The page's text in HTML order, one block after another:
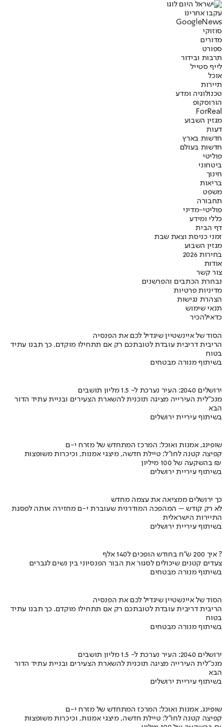
עקבו אחרינו
Googl eNews
סוזוקי
מדורים
ספורט
תרבות ובידור
לייף סטייל
אוכל
תיירות
טכנולוגיה ומדע
הורוסקופ
ForReal
מגזין השבוע
דעות
חדשות בארץ
חדשות בעולם
פוליטי
ביטחוני
חינוך
בריאות
משפט
תחבורה
פוליטי-מדיני
כללי ומידע
דף הבית
זמני כניסת וצאת שבת
מגזין השבוע
בחירות 2026
אודות
צור קשר
נבחרת הכתבים והפרשנים
מדיניות פרטיות
הצהרת נגישות
תנאי שימוש
כדאילהכיר
הסוד של איינשטיין שיגדיל לכם את הפנסיה
הריבית דריבית עובדת לטובתכם רק אם תתחילו מוקדם. כך תבנו עתיד
בטוח
בשיתוף מנורה מבטחים
ירושלים 2040: העיר נערכת ל- 1.5 מליון תושבים
מנכ"לית העירייה מציגה תוכנית להשארת הצעירים ובניית עתיד הדור
הבא
בשיתוף עיריית ירושלים
שופינג, אמנות ואוכל: המרכז המתחדש של מזרח י-ם
קפיצה קטנה לחו"ל: טיילת חדשה, מיצגי אמנות, וכיכרות משופצות
בהשקעה של 100 מיליון ₪
בשיתוף עיריית ירושלים
כך ירושלים ממציאה את עצמה מחדש
לא רק קודש – המהפכה המודרנית שעוברת י-ם מחזירה אותה לפסגת
התיירות הישראלית
בשיתוף עיריית ירושלים
איך 200 ש"ח בחודש הופכים ל140 אלף ?
צעדים קטנים שיכולים לסגור את הבור הפנסיוני בין נשים לגברים
בשיתוף מנורה מבטחים
הסוד של איינשטיין שיגדיל לכם את הפנסיה
הריבית דריבית עובדת לטובתכם רק אם תתחילו מוקדם. כך תבנו עתיד
בטוח
בשיתוף מנורה מבטחים
ירושלים 2040: העיר נערכת ל- 1.5 מליון תושבים
מנכ"לית העירייה מציגה תוכנית להשארת הצעירים ובניית עתיד הדור
הבא
בשיתוף עיריית ירושלים
שופינג, אמנות ואוכל: המרכז המתחדש של מזרח י-ם
קפיצה קטנה לחו"ל: טיילת חדשה, מיצגי אמנות, וכיכרות משופצות